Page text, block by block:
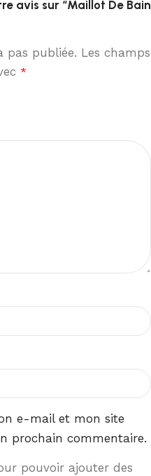
avis sur “Maillot De Bain
pas publiée. Les champs
*
e-mail et mon site
prochain commentaire.
pouvoir ajouter des